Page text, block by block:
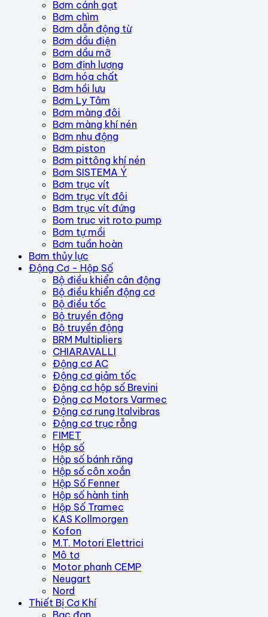
Bơm cánh gạt
Bơm chìm
Bơm dẫn động từ
Bơm dầu điện
Bơm dầu mỡ
Bơm định lượng
Bơm hóa chất
Bơm hồi lưu
Bơm Ly Tâm
Bơm màng đôi
Bơm màng khí nén
Bơm nhu động
Bơm piston
Bơm pittông khí nén
Bơm SISTEMA Ý
Bơm trục vít
Bơm trục vít đôi
Bơm trục vít đứng
Bom truc vit roto pump
Bơm tự mồi
Bơm tuần hoàn
Bơm thủy lực
Động Cơ - Hộp Số
Bộ điều khiển cân động
Bộ điều khiển động cơ
Bộ điều tốc
Bộ truyền động
Bộ truyền động
BRM Multipliers
CHIARAVALLI
Động cơ AC
Động cơ giảm tốc
Động cơ hộp số Brevini
Động cơ Motors Varmec
Động cơ rung Italvibras
Động cơ trục rỗng
FIMET
Hộp số
Hộp số bánh răng
Hộp số côn xoắn
Hộp Số Fenner
Hộp số hành tinh
Hộp Số Tramec
KAS Kollmorgen
Kofon
M.T. Motori Elettrici
Mô tơ
Motor phanh CEMP
Neugart
Nord
Thiết Bị Cơ Khí
Bạc đạn